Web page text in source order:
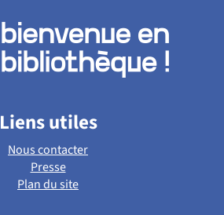
Liens utiles
Nous contacter
Presse
Plan du site